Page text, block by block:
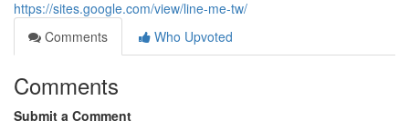
https://sites.google.com/view/line-me-tw/
Comments
Who Upvoted
Comments
Submit a Comment